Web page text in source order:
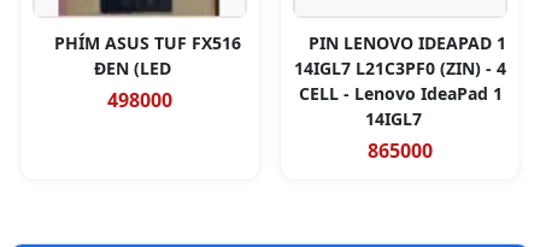
PHÍM ASUS TUF FX516
ĐEN (LED
498000
PIN LENOVO IDEAPAD 1
14IGL7 L21C3PF0 (ZIN) - 4
CELL - Lenovo IdeaPad 1
14IGL7
865000